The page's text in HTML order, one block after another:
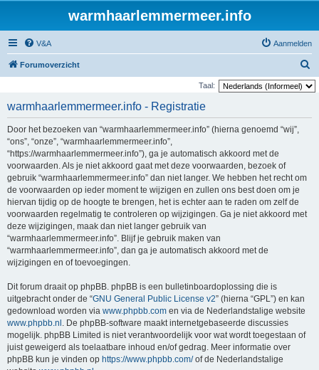
warmhaarlemmermeer.info
V&A Aanmelden
Forumoverzicht
o
Taal:
warmhaarlemmermeer.info - Registratie
Door het bezoeken van “warmhaarlemmermeer.info” (hierna genoemd “wij”,
“ons”, “onze”, “warmhaarlemmermeer.info”,
“https://warmhaarlemmermeer.info”), ga je automatisch akkoord met de
voorwaarden. Als je niet akkoord gaat met deze voorwaarden, bezoek of
gebruik “warmhaarlemmermeer.info” dan niet langer. We hebben het recht om
de voorwaarden op ieder moment te wijzigen en zullen ons best doen om je
hiervan tijdig op de hoogte te brengen, het is echter aan te raden om zelf de
voorwaarden regelmatig te controleren op wijzigingen. Ga je niet akkoord met
deze wijzigingen, maak dan niet langer gebruik van
“warmhaarlemmermeer.info”. Blijf je gebruik maken van
“warmhaarlemmermeer.info”, dan ga je automatisch akkoord met de
wijzigingen en of toevoegingen.
Dit forum draait op phpBB. phpBB is een bulletinboardoplossing die is
uitgebracht onder de “GNU General Public License v2” (hierna “GPL”) en kan
gedownload worden via www.phpbb.com en via de Nederlandstalige website
www.phpbb.nl . De phpBB-software maakt internetgebaseerde discussies
mogelijk. phpBB Limited is niet verantwoordelijk voor wat wordt toegestaan of
juist geweigerd als toelaatbare inhoud en/of gedrag. Meer informatie over
phpBB kun je vinden op https://www.phpbb.com/of de Nederlandstalige